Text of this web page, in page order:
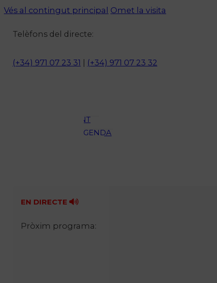
Vés al contingut principal Omet la visita
Telèfons del directe:
(+34) 971 07 23 31 (+34) 971 07 23 32
OCI
AMBIENT
AGENDA
Fes-te'n soci!
EN DIRECTE
Pròxim programa: